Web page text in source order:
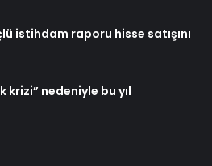
istihdam raporu hisse satışını
krizi” nedeniyle bu yıl